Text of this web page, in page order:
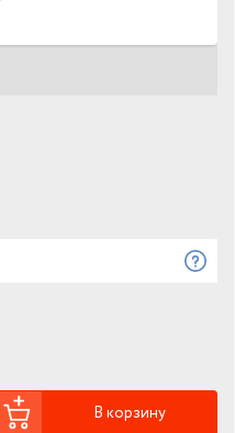
В корзину